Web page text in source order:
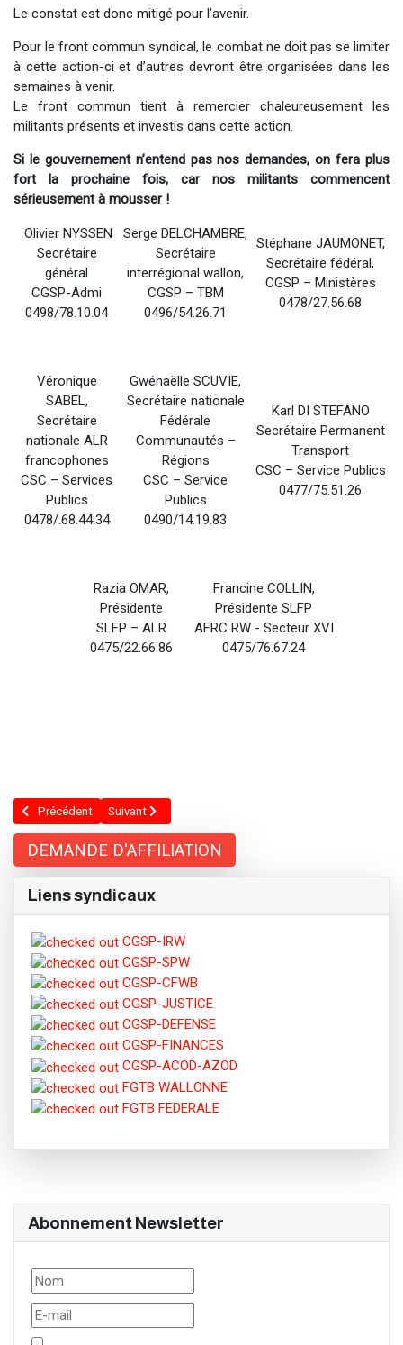
Le constat est donc mitigé pour l’avenir.
Pour le front commun syndical, le combat ne doit pas se limiter
à cette action-ci et d’autres devront être organisées dans les
semaines à venir.
Le front commun tient à remercier chaleureusement les
militants présents et investis dans cette action.
Si le gouvernement n’entend pas nos demandes, on fera plus
fort la prochaine fois, car nos militants commencent
sérieusement à mousser !
Olivier NYSSEN
Secrétaire
général
CGSP-Admi
0498/78.10.04
Serge DELCHAMBRE,
Secrétaire
interrégional wallon,
CGSP – TBM
0496/54.26.71
Stéphane JAUMONET,
Secrétaire fédéral,
CGSP – Ministères
0478/27.56.68
Véronique
SABEL,
Secrétaire
nationale ALR
francophones
CSC – Services
Publics
0478/.68.44.34
Gwénaëlle SCUVIE,
Secrétaire nationale
Fédérale
Communautés –
Régions
CSC – Service
Publics
0490/14.19.83
Karl DI STEFANO
Secrétaire Permanent
Transport
CSC – Service Publics
0477/75.51.26
Razia OMAR,
Présidente
SLFP – ALR
0475/22.66.86
Francine COLLIN,
Présidente SLFP
AFRC RW - Secteur XVI
0475/76.67.24
Article précédent : MATRIBUNE.be ​: UN NOUVEAU MEDIA VOIT LE JOUR
Précédent Article suivant : Notre immunité ? Notre Statut !
Suivant
DEMANDE D'AFFILIATION
Liens syndicaux
CGSP-IRW
CGSP-SPW
CGSP-CFWB
CGSP-JUSTICE
CGSP-DEFENSE
CGSP-FINANCES
CGSP-ACOD-AZÖD
FGTB WALLONNE
FGTB FEDERALE
Abonnement Newsletter